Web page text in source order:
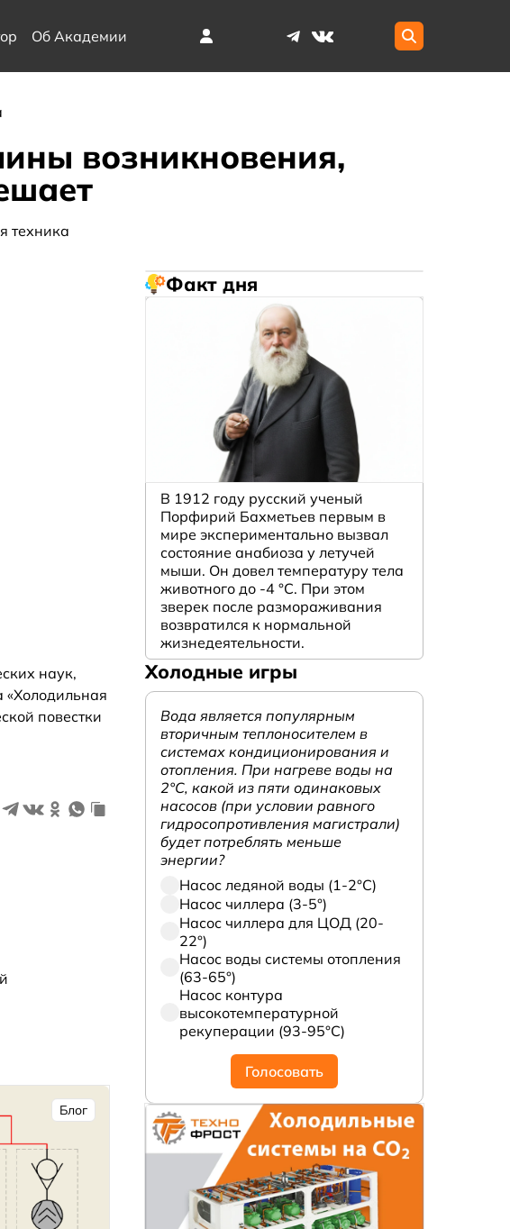
Об Академии
возникновения,
техника
наук,
повестки
Блог
Факт дня
В 1912 году русский ученый
Порфирий Бахметьев первым в
мире экспериментально вызвал
состояние анабиоза у летучей
мыши. Он довел температуру тела
животного до -4 °C. При этом
зверек после размораживания
возвратился к нормальной
жизнедеятельности.
Холодные игры
Вода является популярным
вторичным теплоносителем в
системах кондиционирования и
отопления. При нагреве воды на
2°С, какой из пяти одинаковых
насосов (при условии равного
гидросопротивления магистрали)
будет потреблять меньше
энергии?
Насос ледяной воды (1-2°С)
Насос чиллера (3-5°)
Насос чиллера для ЦОД (20-
22°)
Насос воды системы отопления
(63-65°)
Насос контура
высокотемпературной
рекуперации (93-95°С)
Голосовать